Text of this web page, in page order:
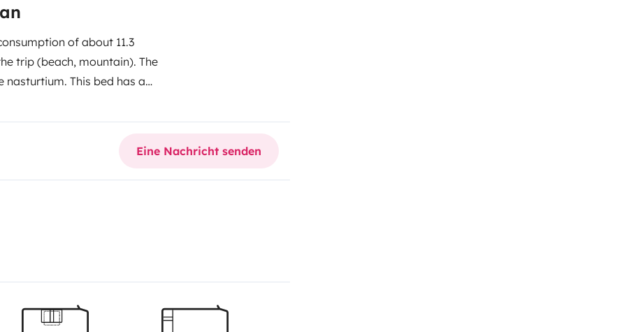
of about 11.3
trip (beach, mountain). The
nasturtium. This bed has a
and it is what we like the most
people, so it is ideal for 4,
to live inside, something fair
have normal life outside (we
Eine Nachricht senden